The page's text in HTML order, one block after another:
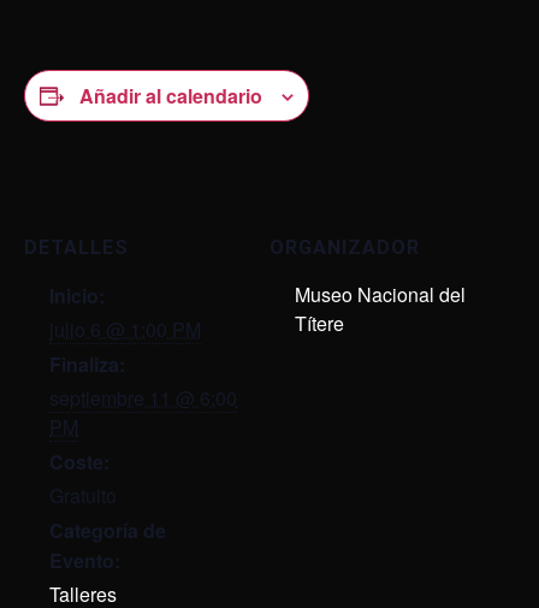
Añadir al calendario
DETALLES
Inicio:
julio 6 @ 1:00 PM
Finaliza:
septiembre 11 @ 6:00
PM
Coste:
Gratuito
Categoría de
Evento:
Talleres
ORGANIZADOR
Museo Nacional del
Títere